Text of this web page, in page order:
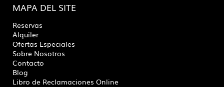
MAPA DEL SITE
Reservas
Alquiler
Ofertas Especiales
Sobre Nosotros
Contacto
Blog
Libro de Reclamaciones Online